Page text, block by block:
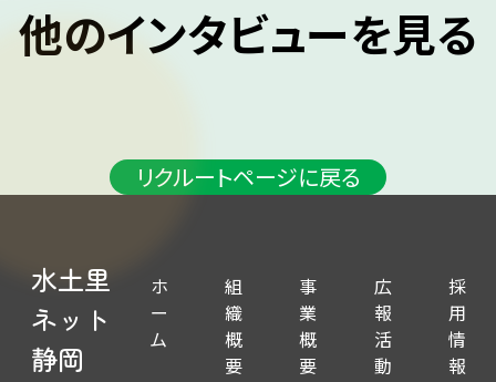
他のインタビューを見る
#02
#03
#04
リクルートページに戻る
水土里
ネット
静岡
ホ
ー
ム
組
織
概
要
事
業
概
要
広
報
活
動
採
用
情
報